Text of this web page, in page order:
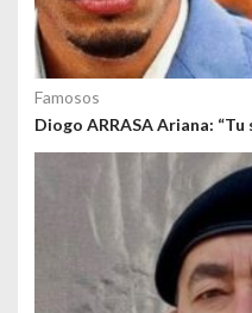
Famosos
Diogo ARRASA Ariana: